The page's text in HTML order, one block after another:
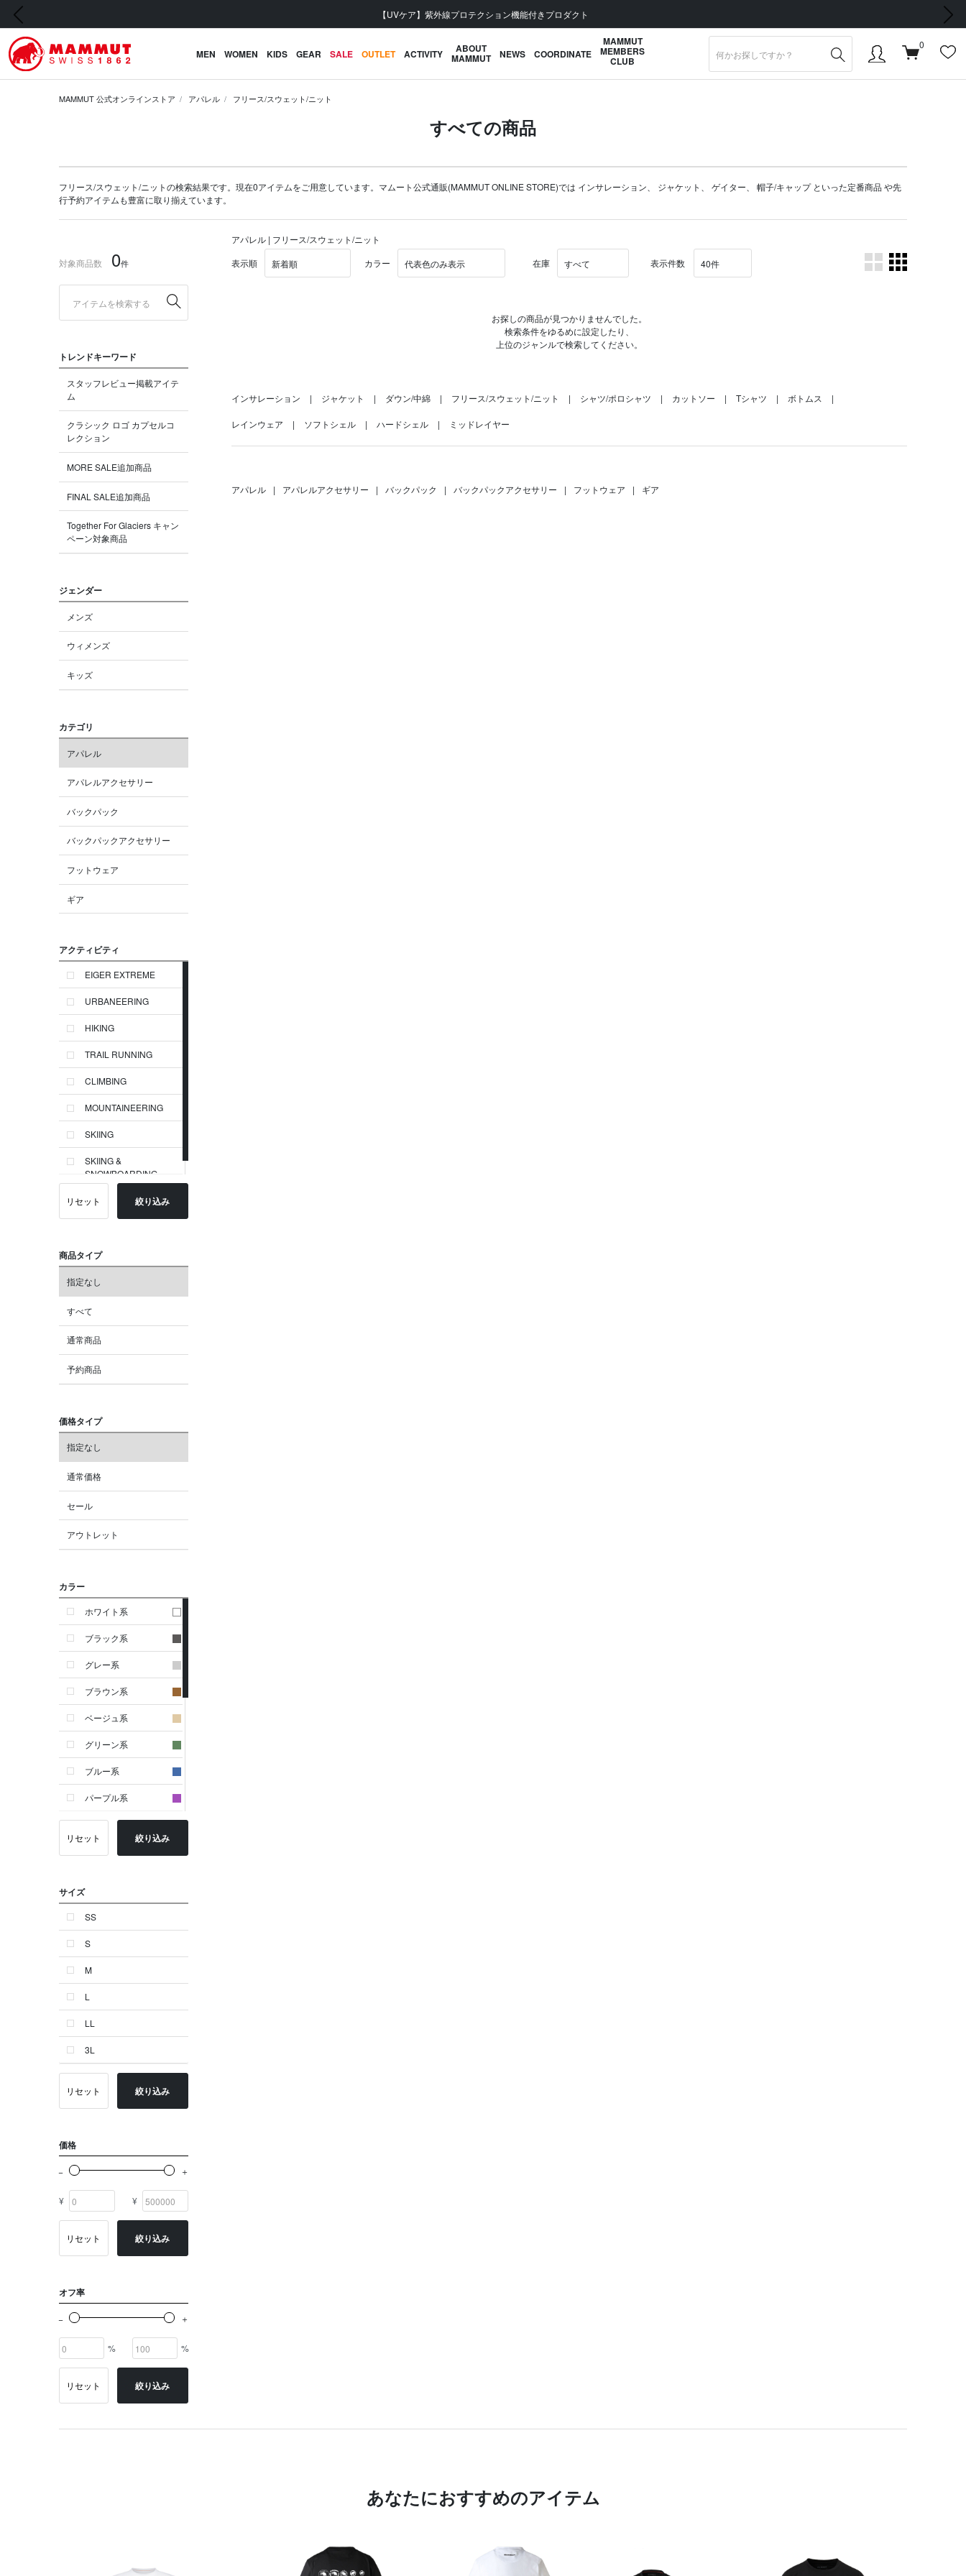
【UVケア】紫外線プロテクション機能付きプロダクト
前の画像 次の画像
MEN WOMEN KIDS GEAR SALE OUTLET ACTIVITY ABOUT
MAMMUT NEWS COORDINATE
MAMMUT
MEMBERS
CLUB
0
MAMMUT 公式オンラインストア アパレル フリース/スウェット/ニット
すべての商品
フリース/スウェット/ニットの検索結果です。現在0アイテムをご用意しています。マムート公式通販(MAMMUT ONLINE STORE)では インサレーション ジャケット ゲイター 帽子/キャップといった定番商品 や先
行予約アイテムも豊富に取り揃えています。
対象商品数 0件
トレンドキーワード
スタッフレビュー掲載アイテ
ム
クラシック ロゴ カプセルコ
レクション
MORE SALE追加商品
FINAL SALE追加商品
Together For Glaciers キャン
ペーン対象商品
ジェンダー
メンズ
ウィメンズ
キッズ
カテゴリ
アパレル
アパレルアクセサリー
バックパック
バックパックアクセサリー
フットウェア
ギア
アクティビティ
EIGER EXTREME
URBANEERING
HIKING
TRAIL RUNNING
CLIMBING
MOUNTAINEERING
SKIING
SKIING &
SNOWBOARDING
リセット 絞り込み
商品タイプ
指定なし
すべて
通常商品
予約商品
価格タイプ
指定なし
通常価格
セール
アウトレット
カラー
ホワイト系
ブラック系
グレー系
ブラウン系
ベージュ系
グリーン系
ブルー系
パープル系
イエロー系
オレンジ系
シルバー系
ゴールド系
その他
イニシャル
OTHERS
リセット 絞り込み
サイズ
SS
S
M
L
LL
3L
リセット 絞り込み
価格
¥ ¥
リセット 絞り込み
オフ率
% %
リセット 絞り込み
アパレル | フリース/スウェット/ニット
表示順
カラー 在庫 表示件数
お探しの商品が見つかりませんでした。
検索条件をゆるめに設定したり、
上位のジャンルで検索してください。
インサレーション ジャケット ダウン/中綿 フリース/スウェット/ニット シャツ/ポロシャツ カットソー Tシャツ ボトムス
レインウェア ソフトシェル ハードシェル ミッドレイヤー
アパレル | アパレルアクセサリー | バックパック | バックパックアクセサリー | フットウェア | ギア
あなたにおすすめのアイテム